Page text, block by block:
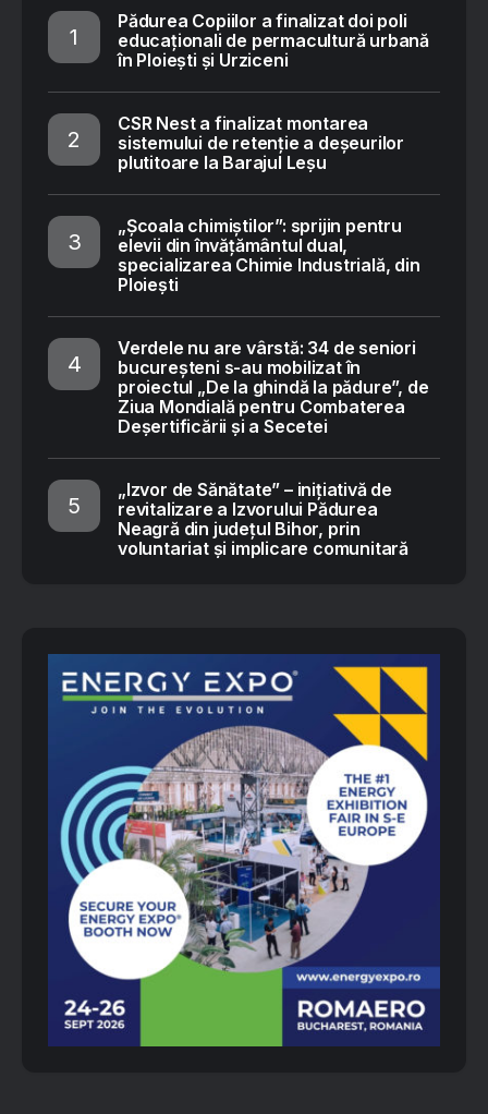
Pădurea Copiilor a finalizat doi poli
educaționali de permacultură urbană
în Ploiești și Urziceni
CSR Nest a finalizat montarea
sistemului de retenție a deșeurilor
plutitoare la Barajul Leșu
„Școala chimiștilor”: sprijin pentru
elevii din învățământul dual,
specializarea Chimie Industrială, din
Ploiești
Verdele nu are vârstă: 34 de seniori
bucureșteni s-au mobilizat în
proiectul „De la ghindă la pădure”, de
Ziua Mondială pentru Combaterea
Deșertificării și a Secetei
„Izvor de Sănătate” – inițiativă de
revitalizare a Izvorului Pădurea
Neagră din județul Bihor, prin
voluntariat și implicare comunitară